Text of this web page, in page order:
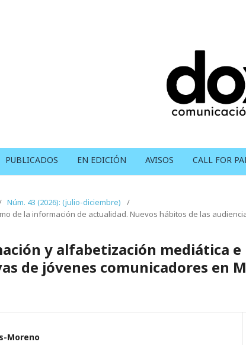
PUBLICADOS EN EDICIÓN AVISOS CALL FOR
Núm. 43 (2026): (julio-diciembre)
/
de la información de actualidad. Nuevos hábitos de las
y alfabetización mediática
de jóvenes comunicadores en
Moreno